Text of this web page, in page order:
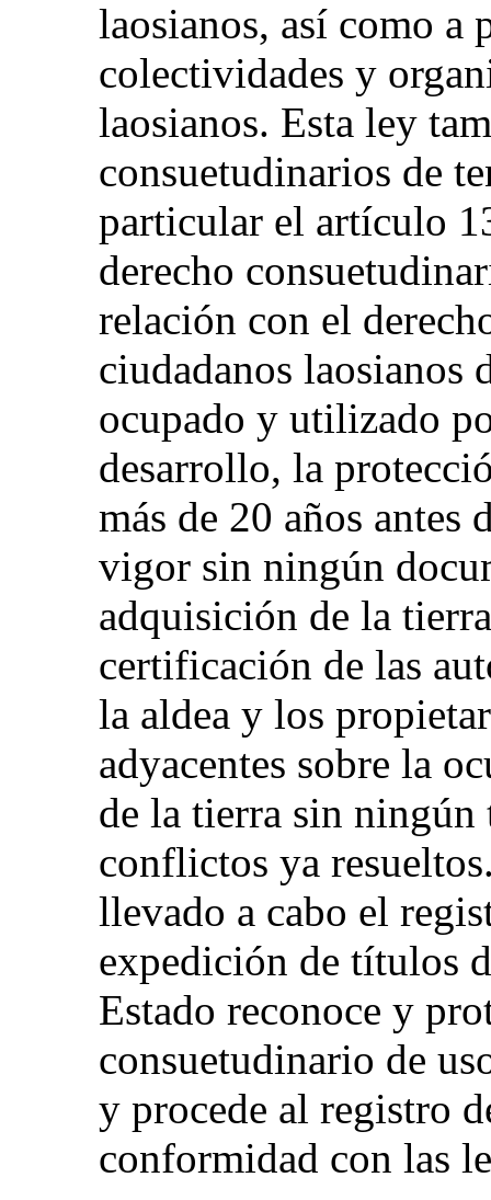
laosianos, así como a
colectividades y
laosianos. Esta ley
consuetudinarios de
particular el artículo
derecho
relación con el
ciudadanos laosianos
ocupado y utilizado
desarrollo, la
más de 20 años antes
vigor sin ningún
adquisición de la
certificación de las
la aldea y los
adyacentes sobre la
de la tierra sin
conflictos ya
llevado a cabo el
expedición de títulos
Estado reconoce y
consuetudinario de
y procede al registro
conformidad con las